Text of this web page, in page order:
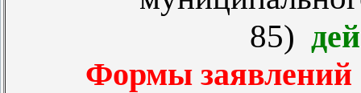
85)
Формы заявлений